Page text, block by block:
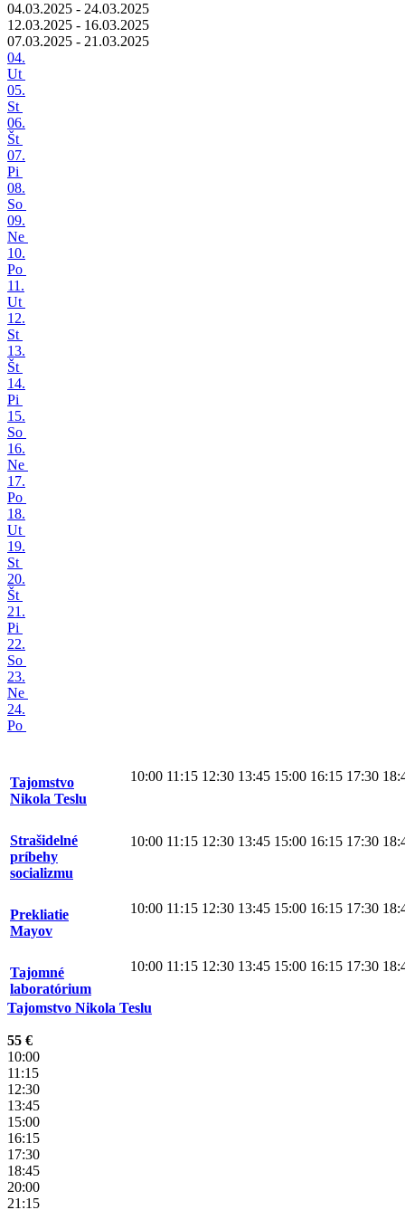
04.03.2025 - 24.03.2025
12.03.2025 - 16.03.2025
07.03.2025 - 21.03.2025
04.
Ut
05.
St
06.
Št
07.
Pi
08.
So
09.
Ne
10.
Po
11.
Ut
12.
St
13.
Št
14.
Pi
15.
So
16.
Ne
17.
Po
18.
Ut
19.
St
20.
Št
21.
Pi
22.
So
23.
Ne
24.
Po
Tajomstvo
Nikola Teslu
10:00 11:15 12:30 13:45 15:00 16:15 17:30
Strašidelné
príbehy
socializmu
10:00 11:15 12:30 13:45 15:00 16:15 17:30
Prekliatie
Mayov
10:00 11:15 12:30 13:45 15:00 16:15 17:30
Tajomné
laboratórium
10:00 11:15 12:30 13:45 15:00 16:15 17:30
Tajomstvo Nikola Teslu
55 €
10:00
11:15
12:30
13:45
15:00
16:15
17:30
18:45
20:00
21:15